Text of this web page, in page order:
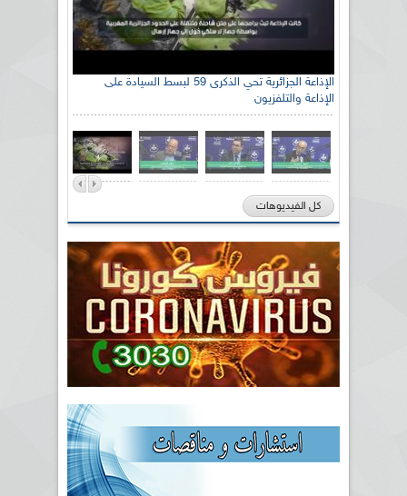
الإذاعة الجزائرية تحي الذكرى 59 لبسط السيادة على
الإذاعة والتلفزيون
كل الفيديوهات